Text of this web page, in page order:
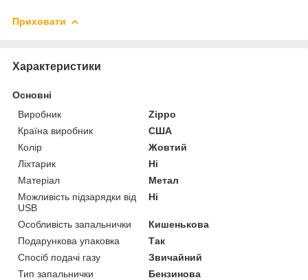
Приховати
Характеристики
Основні
Виробник
Zippo
Країна виробник
США
Колір
Жовтий
Ліхтарик
Ні
Матеріал
Метал
Можливість підзарядки від
USB
Ні
Особливість запальнички
Кишенькова
Подарункова упаковка
Так
Спосіб подачі газу
Звичайний
Тип запальнички
Бензинова